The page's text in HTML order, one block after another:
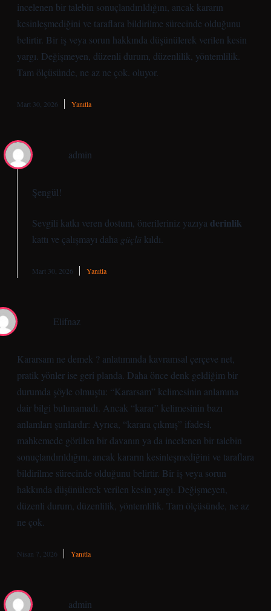
incelenen bir talebin sonuçlandırıldığını, ancak kararın
kesinleşmediğini ve taraflara bildirilme sürecinde olduğunu
belirtir. Bir iş veya sorun hakkında düşünülerek verilen kesin
yargı. Değişmeyen, düzenli durum, düzenlilik, yöntemlilik.
Tam ölçüsünde, ne az ne çok. oluyor.
Mart 30, 2026 Yanıtla
admin
Şengül!
Sevgili katkı veren dostum, önerileriniz yazıya derinlik
kattı ve çalışmayı daha güçlü kıldı.
Mart 30, 2026 Yanıtla
Elifnaz
Kararsam ne demek ? anlatımında kavramsal çerçeve net,
pratik yönler ise geri planda. Daha önce denk geldiğim bir
durumda şöyle olmuştu: “Kararsam” kelimesinin anlamına
dair bilgi bulunamadı. Ancak “karar” kelimesinin bazı
anlamları şunlardır: Ayrıca, “karara çıkmış” ifadesi,
mahkemede görülen bir davanın ya da incelenen bir talebin
sonuçlandırıldığını, ancak kararın kesinleşmediğini ve taraflara
bildirilme sürecinde olduğunu belirtir. Bir iş veya sorun
hakkında düşünülerek verilen kesin yargı. Değişmeyen,
düzenli durum, düzenlilik, yöntemlilik. Tam ölçüsünde, ne az
ne çok.
Nisan 7, 2026 Yanıtla
admin